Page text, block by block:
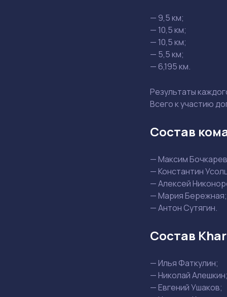
— 9,5 км;
— 10,5 км;
— 10,5 км;
— 5,5 км;
— 6,195 км.
Результаты
Всего к участию
Состав
— Максим
— Константин
— Алексей
— Мария Бережная;
— Антон Сутягин.
Состав
— Илья Фаткулин;
— Николай
— Евгений Ушаков;